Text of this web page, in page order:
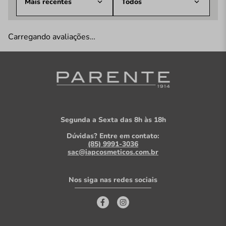
Carregando avaliações…
Segunda a Sexta das 8h às 18h
Dúvidas? Entre em contato:
(85) 9991-3036
sac@iapcosmeticos.com.br
Nos siga nas redes sociais